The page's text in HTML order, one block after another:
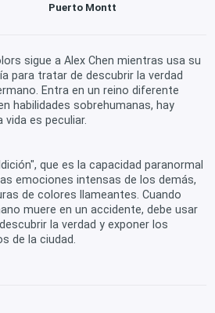
Puerto Montt
sigue a Alex Chen mientras usa su
para tratar de descubrir la verdad
Entra en un reino diferente
habilidades sobrehumanas, hay
es peculiar.
que es la capacidad paranormal
emociones intensas de los demás,
de colores llameantes. Cuando
muere en un accidente, debe usar
la verdad y exponer los
de la ciudad.